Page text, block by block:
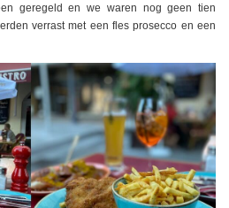
geregeld en we waren nog geen tien
verrast met een fles prosecco en een